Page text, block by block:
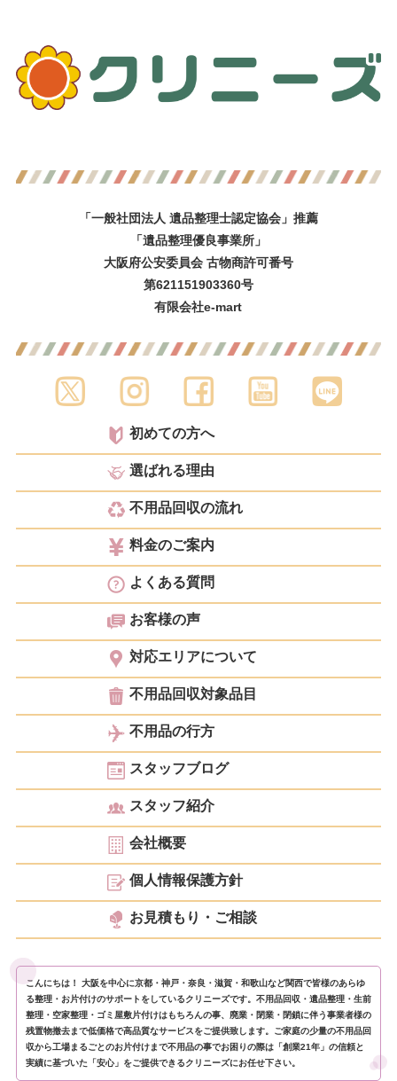
「一般社団法人 遺品整理士認定協会」推薦
「遺品整理優良事業所」
大阪府公安委員会 古物商許可番号
第621151903360号
有限会社e-mart
初めての方へ
選ばれる理由
不用品回収の流れ
料金のご案内
よくある質問
お客様の声
対応エリアについて
不用品回収対象品目
不用品の行方
スタッフブログ
スタッフ紹介
会社概要
個人情報保護方針
お見積もり・ご相談
こんにちは！ 大阪を中心に京都・神戸・奈良・滋賀・和歌山など関西で皆様のあらゆ
る整理・お片付けのサポートをしているクリニーズです。不用品回収・遺品整理・生前
整理・空家整理・ゴミ屋敷片付けはもちろんの事、廃業・閉業・閉鎖に伴う事業者様の
残置物撤去まで低価格で高品質なサービスをご提供致します。ご家庭の少量の不用品回
収から工場まるごとのお片付けまで不用品の事でお困りの際は「創業21年」の信頼と
実績に基づいた「安心」をご提供できるクリニーズにお任せ下さい。